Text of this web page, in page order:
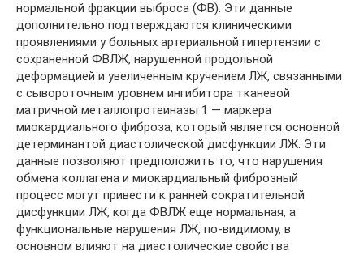
нормальной фракции выброса (ФВ). Эти данные
дополнительно подтверждаются клиническими
проявлениями у больных артериальной гипертензии с
сохраненной ФВЛЖ, нарушенной продольной
деформацией и увеличенным кручением ЛЖ, связанными
с сывороточным уровнем ингибитора тканевой
матричной металлопротеиназы 1 ― маркера
миокардиального фиброза, который является основной
детерминантой диастолической дисфункции ЛЖ. Эти
данные позволяют предположить то, что нарушения
обмена коллагена и миокардиальный фиброзный
процесс могут привести к ранней сократительной
дисфункции ЛЖ, когда ФВЛЖ еще нормальная, а
функциональные нарушения ЛЖ, по-видимому, в
основном влияют на диастолические свойства